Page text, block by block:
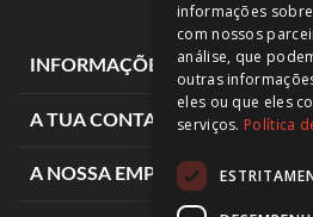
INFORMAÇÕES DE LOJA
A TUA CONTA
A NOSSA EMPRESA
informações
com nossos
análise, que
outras
eles ou que eles
serviços. Política